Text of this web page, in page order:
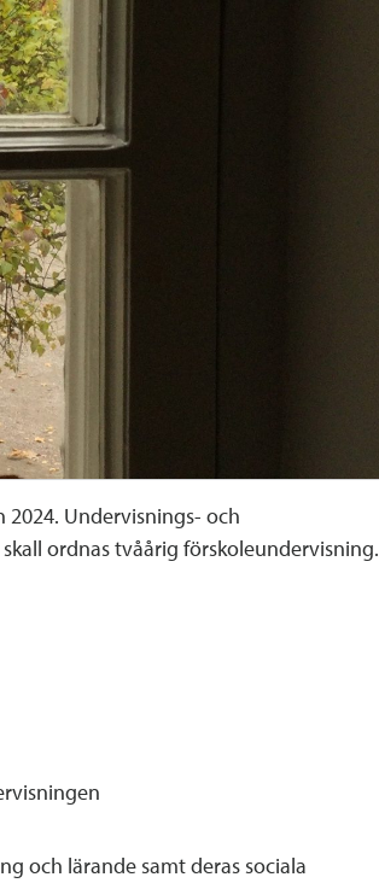
Undervisnings- och
ordnas tvåårig förskoleundervisning.
och lärande samt deras sociala